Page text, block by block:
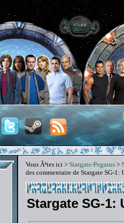
Vous Ãªtes ici > Stargate-Pegasus >
des commentaire de Stargate SG-1:
Stargate SG-1: